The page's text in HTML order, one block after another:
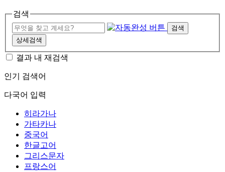
검색
검색
상세검색
결과 내 재검색
인기 검색어
다국어 입력
히라가나
가타카나
중국어
한글고어
그리스문자
프랑스어